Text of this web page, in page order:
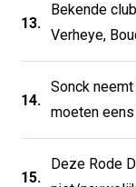
13.
Bekende
Verheye,
14.
Sonck
moeten
15.
Deze Rode